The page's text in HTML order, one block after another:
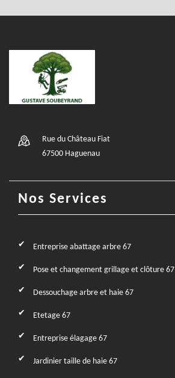
Rue du Château Fiat
67500 Haguenau
Nos Services
Entreprise abattage arbre 67
Pose et changement grillage et clôture 67
Dessouchage arbre et haie 67
Etetage 67
Entreprise élagage 67
Jardinier taille de haie 67